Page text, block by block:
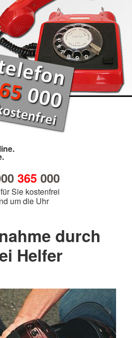
365000
Sie kostenfrei
um die Uhr
durch
Helfer